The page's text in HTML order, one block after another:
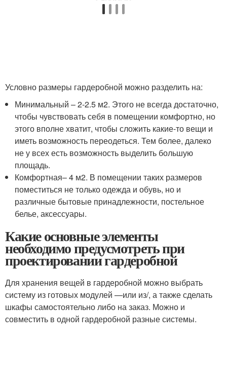
Условно размеры гардеробной можно разделить на:
Минимальный – 2-2.5 м2. Этого не всегда достаточно,
чтобы чувствовать себя в помещении комфортно, но
этого вполне хватит, чтобы сложить какие-то вещи и
иметь возможность переодеться. Тем более, далеко
не у всех есть возможность выделить большую
площадь.
Комфортная– 4 м2. В помещении таких размеров
поместиться не только одежда и обувь, но и
различные бытовые принадлежности, постельное
белье, аксессуары.
Какие основные элементы
необходимо предусмотреть при
проектировании гардеробной
Для хранения вещей в гардеробной можно выбрать
систему из готовых модулей —или из/, а также сделать
шкафы самостоятельно либо на заказ. Можно и
совместить в одной гардеробной разные системы.